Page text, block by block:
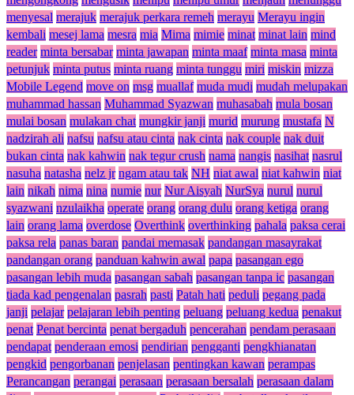
menyesal merajuk merajuk perkara remeh merayu Merayu ingin
kembali mesej lama mesra mia Mima mimie minat minat lain mind
reader minta bersabar minta jawapan minta maaf minta masa minta
petunjuk minta putus minta ruang minta tunggu miri miskin mizza
Mobile Legend move on msg muallaf muda mudi mudah melupakan
muhammad hassan Muhammad Syazwan muhasabah mula bosan
mulai bosan mulakan chat mungkir janji murid murung mustafa N
nadzirah ali nafsu nafsu atau cinta nak cinta nak couple nak duit
bukan cinta nak kahwin nak tegur crush nama nangis nasihat nasrul
nasuha natasha nelz jr ngam atau tak NH niat awal niat kahwin niat
lain nikah nima nina numie nur Nur Aisyah NurSya nurul nurul
syazwani nzulaikha operate orang orang dulu orang ketiga orang
lain orang lama overdose Overthink overthinking pahala paksa cerai
paksa rela panas baran pandai memasak pandangan masayrakat
pandangan orang panduan kahwin awal papa pasangan ego
pasangan lebih muda pasangan sabah pasangan tanpa ic pasangan
tiada kad pengenalan pasrah pasti Patah hati peduli pegang pada
janji pelajar pelajaran lebih penting peluang peluang kedua penakut
penat Penat bercinta penat bergaduh pencerahan pendam perasaan
pendapat penderaan emosi pendirian pengganti pengkhianatan
pengkid pengorbanan penjelasan pentingkan kawan perampas
Perancangan perangai perasaan perasaan bersalah perasaan dalam